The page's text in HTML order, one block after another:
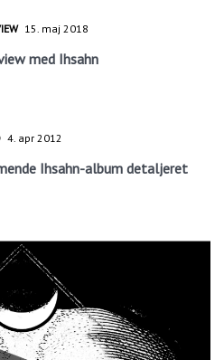
15. maj 2018
med Ihsahn
4. apr 2012
Ihsahn-album detaljeret